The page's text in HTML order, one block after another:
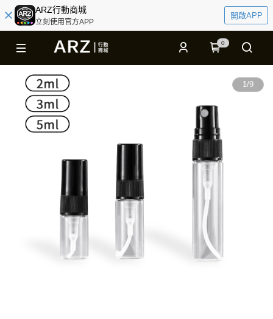
ARZ行動商城
立刻使用官方APP
開啟APP
0
1/9